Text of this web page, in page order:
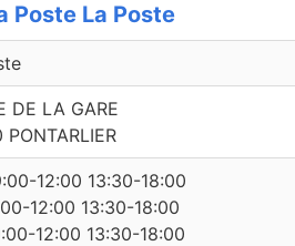
Poste La Poste
DE LA GARE
12:00 13:30-18:00
12:00 13:30-18:00
12:00 13:30-18:00